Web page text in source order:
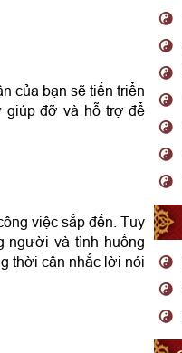
của bạn sẽ tiến triển
giúp đỡ và hỗ trợ để
việc sắp đến. Tuy
người và tình huống
thời cân nhắc lời nói